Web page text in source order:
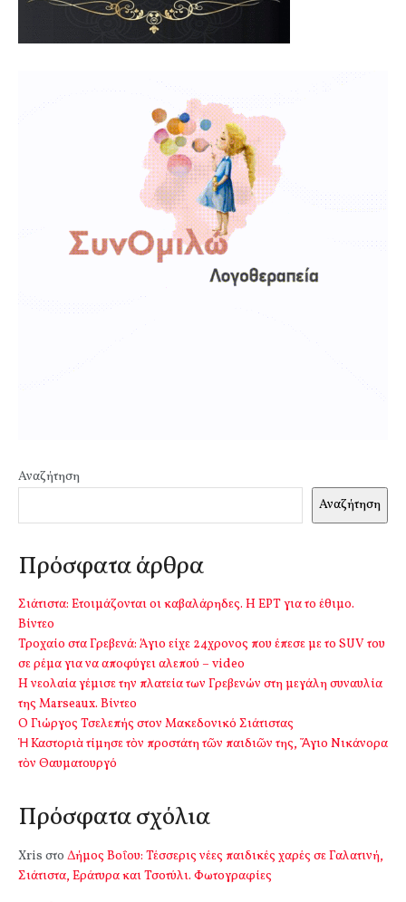
Αναζήτηση
Αναζήτηση
Πρόσφατα άρθρα
Σιάτιστα: Ετοιμάζονται οι καβαλάρηδες. Η ΕΡΤ για το έθιμο.
Βίντεο
Τροχαίο στα Γρεβενά: Άγιο είχε 24χρονος που έπεσε με το SUV του
σε ρέμα για να αποφύγει αλεπού – video
Η νεολαία γέμισε την πλατεία των Γρεβενών στη μεγάλη συναυλία
της Marseaux. Βίντεο
Ο Γιώργος Τσελεπής στον Μακεδονικό Σιάτιστας
Ἡ Καστοριὰ τίμησε τὸν προστάτη τῶν παιδιῶν της, Ἅγιο Νικάνορα
τὸν Θαυματουργό
Πρόσφατα σχόλια
Xris στο Δήμος Βοΐου: Τέσσερις νέες παιδικές χαρές σε Γαλατινή,
Σιάτιστα, Εράτυρα και Τσοτύλι. Φωτογραφίες